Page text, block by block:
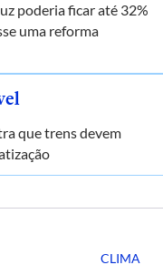
poderia ficar até 32%
uma reforma
que trens devem
CLIMA